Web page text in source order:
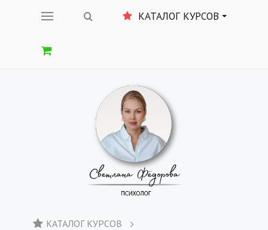
КАТАЛОГ КУРСОВ
КАТАЛОГ КУРСОВ